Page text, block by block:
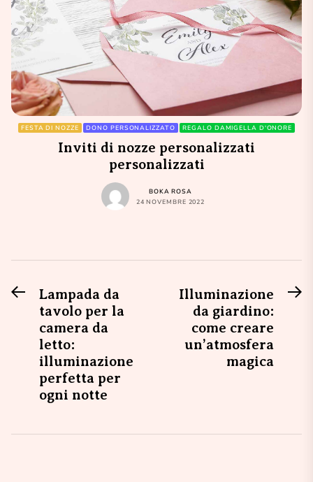
FESTA DI NOZZE DONO PERSONALIZZATO REGALO DAMIGELLA D'ONORE
Inviti di nozze personalizzati
personalizzati
BOKA ROSA
24 NOVEMBRE 2022
Navigazione
articoli
PreviousLampada da
tavolo per la
camera da
letto:
illuminazione
perfetta per
ogni notte
Illuminazione
da giardino:
come creare
un’atmosfera
magica